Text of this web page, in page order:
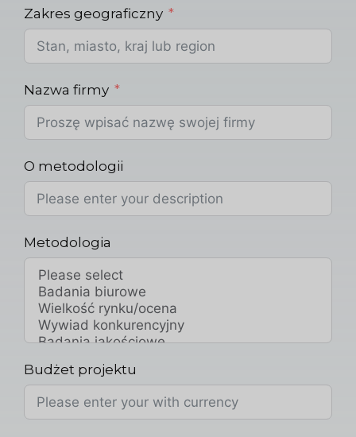
Zakres geograficzny
Nazwa firmy
O metodologii
Metodologia
Budżet projektu